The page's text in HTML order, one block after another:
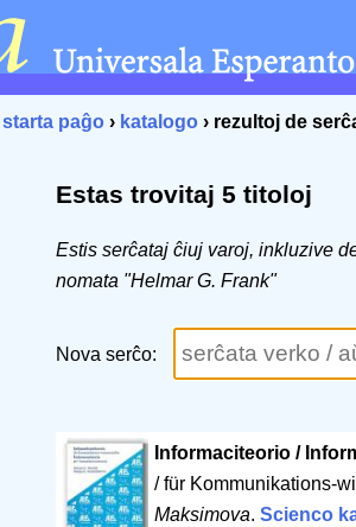
starta paĝo › katalogo › rezultoj de
Estas trovitaj 5 titoloj
Estis serĉataj ĉiuj varoj, inkluzive
nomata "Helmar G. Frank"
Nova serĉo:
Informaciteorio /
/ für Kommunikations-
Maksimova. Scienco